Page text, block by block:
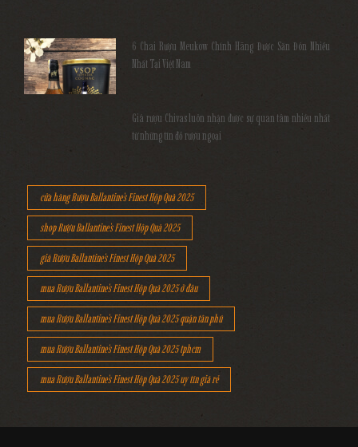
6 Chai Rượu Meukow Chính Hãng Được Săn Đón Nhiều
Nhất Tại Việt Nam
Giá rượu Chivas luôn nhận được sự quan tâm nhiều nhất
từ những tín đồ rượu ngoại
cửa hàng Rượu Ballantine's Finest Hộp Quà 2025
shop Rượu Ballantine's Finest Hộp Quà 2025
giá Rượu Ballantine's Finest Hộp Quà 2025
mua Rượu Ballantine's Finest Hộp Quà 2025 ở đâu
mua Rượu Ballantine's Finest Hộp Quà 2025 quận tân phú
mua Rượu Ballantine's Finest Hộp Quà 2025 tphcm
mua Rượu Ballantine's Finest Hộp Quà 2025 uy tín giá rẻ